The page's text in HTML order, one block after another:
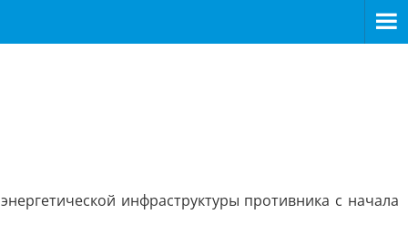
инфраструктуры противника с начала